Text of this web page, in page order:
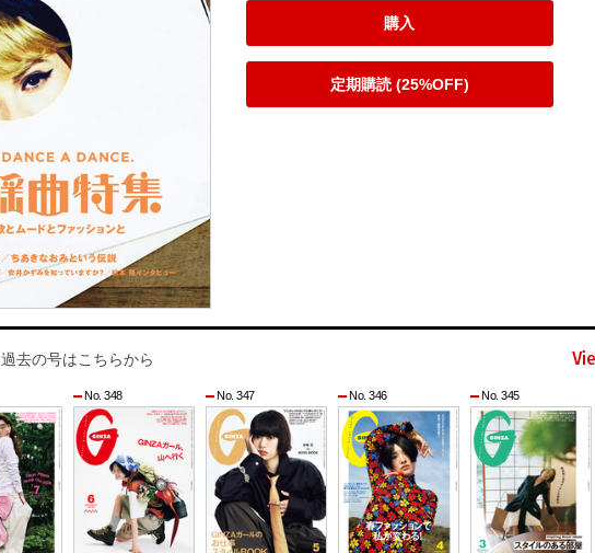
購入
定期購読 (25%OFF)
過去の号はこちらから
No. 348 No. 347 No. 346 No. 345